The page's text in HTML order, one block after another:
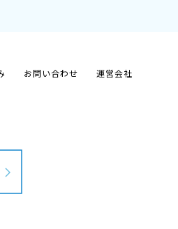
お問い合わせ 運営会社